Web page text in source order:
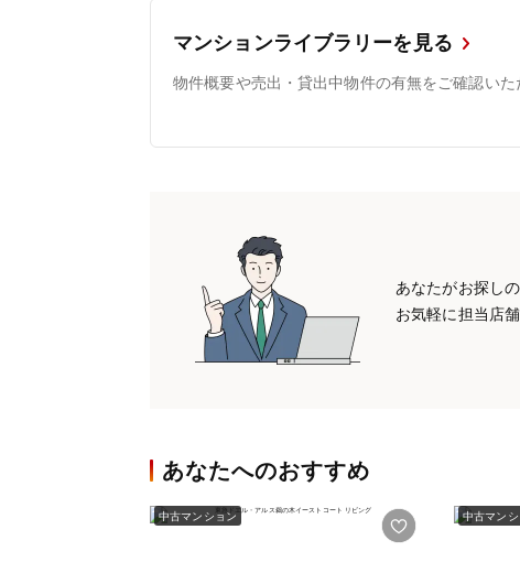
マンションライブラリーを見る
物件概要や売出・貸出中物件の有無をご確認いた
あなたがお探し
お気軽に担当店
あなたへのおすすめ
中古マンション 中古マンシ